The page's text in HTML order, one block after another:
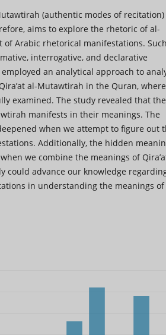
(authentic modes of recitation)
aims to explore the rhetoric of al-
of Arabic rhetorical manifestations. Such
interrogative, and declarative
an analytical approach to
al-Mutawtirah in the Quran,
examined. The study revealed that the
manifests in their meanings. The
when we attempt to figure out
Additionally, the hidden
we combine the meanings of
could advance our knowledge
in understanding the meanings of